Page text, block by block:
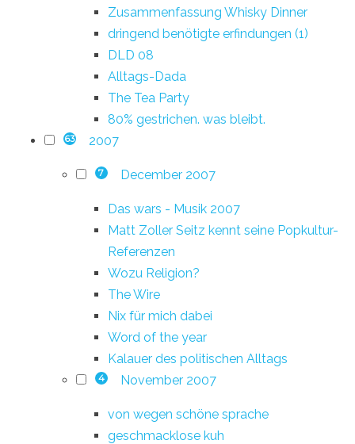
Zusammenfassung Whisky Dinner
dringend benötigte erfindungen (1)
DLD 08
Alltags-Dada
The Tea Party
80% gestrichen. was bleibt.
63 2007
7 December 2007
Das wars - Musik 2007
Matt Zoller Seitz kennt seine Popkultur-
Referenzen
Wozu Religion?
The Wire
Nix für mich dabei
Word of the year
Kalauer des politischen Alltags
4 November 2007
von wegen schöne sprache
geschmacklose kuh